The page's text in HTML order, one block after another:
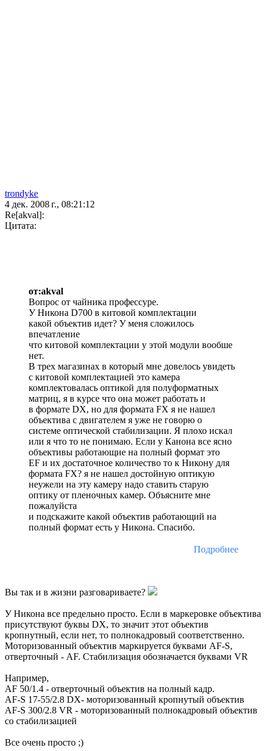
trondyke
4 дек. 2008 г., 08:21:12
Re[akval]:
Цитата:
от:akval
Вопрос от чайника профессуре.
У Никона D700 в китовой комплектации
какой объектив идет? У меня сложилось
впечатление
что китовой комплектации у этой модули вообше
нет.
В трех магазинах в который мне довелось увидеть
с китовой комплектацией это камера
комплектовалась оптикой для полуформатных
матриц, я в курсе что она может работать и
в формате DX, но для формата FX я не нашел
объектива с двигателем я уже не говорю о
системе оптической стабилизации. Я плохо искал
или я что то не понимаю. Если у Канона все ясно
объективы работающие на полный формат это
EF и их достаточное количество то к Никону для
формата FX? я не нашел достойную оптикую
неужели на эту камеру надо ставить старую
оптику от пленочных камер. Объясните мне
пожалуйста
и подскажите какой объектив работающий на
полный формат есть у Никона. Спасибо.
Подробнее
Вы так и в жизни разговариваете?
У Никона все предельно просто. Если в маркеровке объектива
присутствуют буквы DX, то значит этот объектив
кропнутный, если нет, то полнокадровый соответственно.
Моторизованный объектив маркируется буквами AF-S,
отверточный - AF. Стабилизация обозначается буквами VR
Например,
AF 50/1.4 - отверточный объектив на полный кадр.
AF-S 17-55/2.8 DX- моторизованный кропнутый объектив
AF-S 300/2.8 VR - моторизованный полнокадровый объектив
со стабилизацией
Все очень просто ;)